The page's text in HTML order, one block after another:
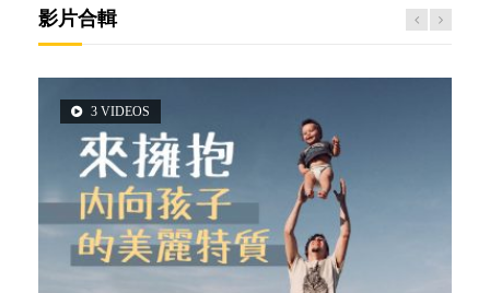
影片合輯
3 VIDEOS
2 VIDEOS
5 VIDEOS
6 VIDEOS
6 VIDEOS